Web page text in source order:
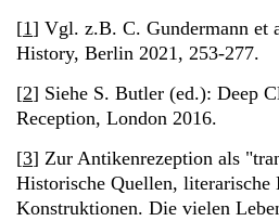
[1] Vgl. z.B. C. Gundermann et
History, Berlin 2021, 253-277.
[2] Siehe S. Butler (ed.): Deep
Reception, London 2016.
[3] Zur Antikenrezeption als
Historische Quellen, literarische
Konstruktionen. Die vielen